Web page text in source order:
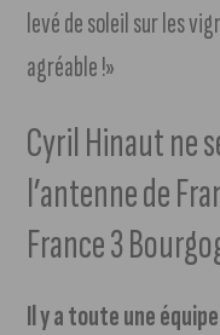
levé de soleil sur les
agréable !»
Cyril Hinaut ne
l’antenne de
France 3
Il y a toute une